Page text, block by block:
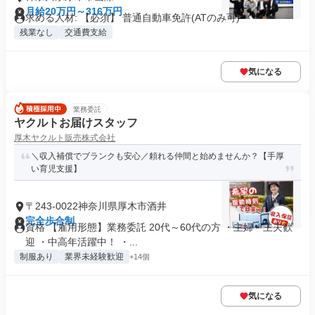
月給20万円～316万円
求める人材: 【必須】 普通自動車免許(ATのみ可)
残業なし 交通費支給
気になる
業務委託
ヤクルトお届けスタッフ
厚木ヤクルト販売株式会社
＼収入補償でブランクも安心／頼れる仲間と始めませんか？【手厚
い育児支援】
〒243-0022神奈川県厚木市酒井
完全歩合制
資格 【雇用形態】業務委託 20代～60代の方 ・主婦・主夫歓
迎 ・中高年活躍中！ ・...
制服あり 業界未経験歓迎 +14個
気になる